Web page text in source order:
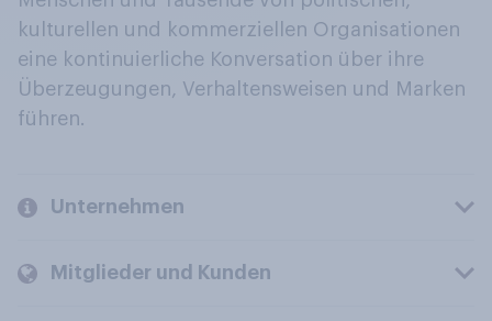
kulturellen und kommerziellen Organisationen
eine kontinuierliche Konversation über ihre
Überzeugungen, Verhaltensweisen und Marken
führen.
Unternehmen
Mitglieder und Kunden